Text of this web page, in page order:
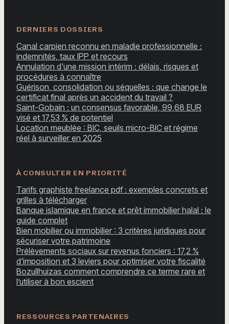
DERNIERS DOSSIERS
Canal carpien reconnu en maladie professionnelle :
indemnités, taux IPP et recours
Annulation d'une mission intérim : délais, risques et
procédures à connaître
Guérison, consolidation ou séquelles : que change le
certificat final après un accident du travail ?
Saint-Gobain : un consensus favorable, 99,68 EUR
visé et 17,53 % de potentiel
Location meublée : BIC, seuils micro-BIC et régime
réel à surveiller en 2025
À CONSULTER EN PRIORITÉ
Tarifs graphiste freelance pdf : exemples concrets et
grilles à télécharger
Banque islamique en france et prêt immobilier halal : le
guide complet
Bien mobilier ou immobilier : 3 critères juridiques pour
sécuriser votre patrimoine
Prélèvements sociaux sur revenus fonciers : 17,2 %
d'imposition et 3 leviers pour optimiser votre fiscalité
Bozullhuizas comment comprendre ce terme rare et
l’utiliser à bon escient
RESSOURCES PARTENAIRES